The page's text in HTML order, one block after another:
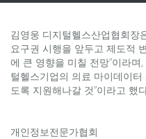
김영웅 디지털헬스산업협회장
요구권 시행을 앞두고 제도적
에 큰 영향을 미칠 전망”이라며
털헬스기업의 의료 마이데이
도록 지원해나갈 것”이라고 했
개인정보전문가협회